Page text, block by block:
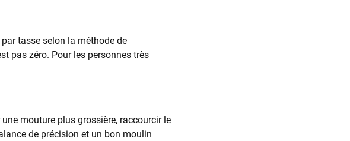
tasse selon la méthode de
pas zéro. Pour les personnes très
mouture plus grossière, raccourcir le
de précision et un bon moulin